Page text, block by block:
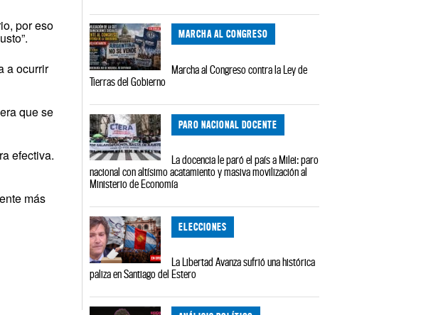
por eso
a ocurrir
que se
efectiva.
más
MARCHA AL CONGRESO
Marcha al Congreso contra la Ley de
Tierras del Gobierno
PARO NACIONAL DOCENTE
La docencia le paró el país a Milei: paro
nacional con altísimo acatamiento y masiva movilización al
Ministerio de Economía
ELECCIONES
La Libertad Avanza sufrió una histórica
paliza en Santiago del Estero